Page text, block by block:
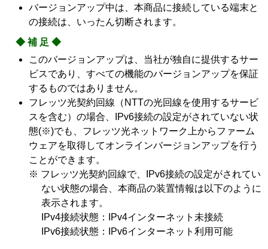
バージョンアップ中は、本商品に接続している端末と
の接続は、いったん切断されます。
◆補足◆
このバージョンアップは、当社が独自に提供するサー
ビスであり、すべての機能のバージョンアップを保証
するものではありません。
フレッツ光契約回線（NTTの光回線を使用するサービ
スを含む）の場合、IPv6接続の設定がされていない状
態(※)でも、フレッツ光ネットワーク上からファーム
ウェアを取得してオンラインバージョンアップを行う
ことができます。
※ フレッツ光契約回線で、IPv6接続の設定がされてい
ない状態の場合、本商品の装置情報は以下のように
表示されます。
IPv4接続状態：IPv4インターネット未接続
IPv6接続状態：IPv6インターネット利用可能